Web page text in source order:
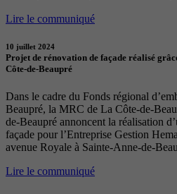
Lire le communiqué
10 juillet 2024
Projet de rénovation de façade réalisé
Côte-de-Beaupré
Dans le cadre du Fonds régional
Beaupré, la MRC de La Côte-de-
de-Beaupré annoncent la réalisation
façade pour l’Entreprise Gestion
avenue Royale à Sainte-Anne-de-
Lire le communiqué